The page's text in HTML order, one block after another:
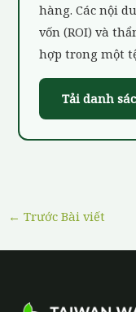
hàng. Các nội
vốn (ROI) và
hợp trong một
Tải danh
← Trước Bài viết